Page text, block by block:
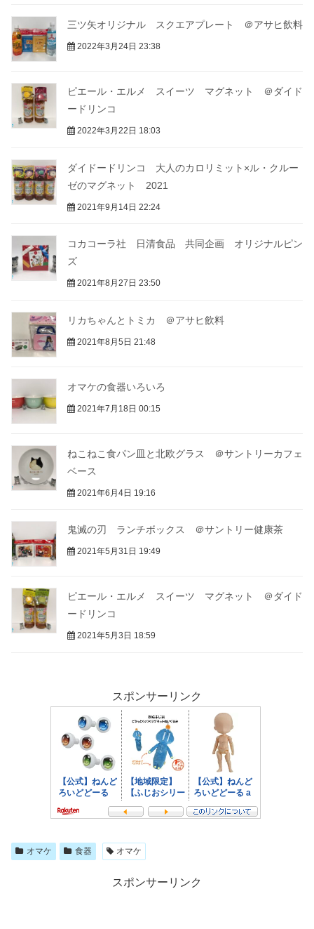
三ツ矢オリジナル スクエアプレート ＠アサヒ飲料
2022年3月24日 23:38
ピエール・エルメ スイーツ マグネット ＠ダイド
ードリンコ
2022年3月22日 18:03
ダイドードリンコ 大人のカロリミット×ル・クルー
ゼのマグネット 2021
2021年9月14日 22:24
コカコーラ社 日清食品 共同企画 オリジナルピン
ズ
2021年8月27日 23:50
リカちゃんとトミカ ＠アサヒ飲料
2021年8月5日 21:48
オマケの食器いろいろ
2021年7月18日 00:15
ねこねこ食パン皿と北欧グラス ＠サントリーカフェ
ベース
2021年6月4日 19:16
鬼滅の刃 ランチボックス ＠サントリー健康茶
2021年5月31日 19:49
ピエール・エルメ スイーツ マグネット ＠ダイド
ードリンコ
2021年5月3日 18:59
スポンサーリンク
オマケ 食器 オマケ
スポンサーリンク